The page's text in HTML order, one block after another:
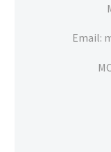
Email: